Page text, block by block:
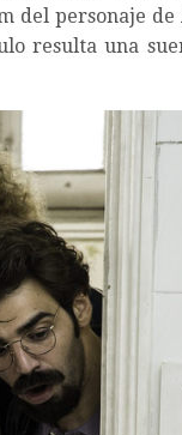
del personaje de
resulta una